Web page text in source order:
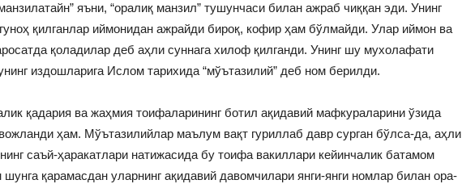
яъни, “оралиқ манзил” тушунчаси билан ажраб чиққан эди. Унинг
қилганлар иймонидан ажрайди бироқ, кофир ҳам бўлмайди. Улар иймон ва
қоладилар деб аҳли суннага хилоф қилганди. Унинг шу мухолафати
издошларига Ислом тарихида “мўътазилий” деб ном берилди.
қадария ва жаҳмия тоифаларининг ботил ақидавий мафкураларини ўзида
ҳам. Мўътазилийлар маълум вақт гуриллаб давр сурган бўлса-да, аҳли
саъй-ҳаракатлари натижасида бу тоифа вакиллари кейинчалик батамом
шунга қарамасдан уларнинг ақидавий давомчилари янги-янги номлар билан ора-